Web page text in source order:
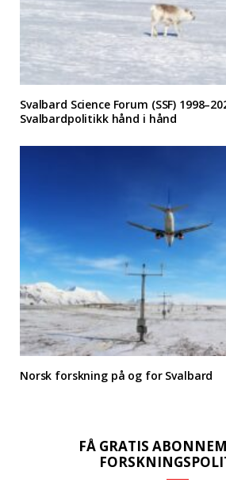
Svalbard Science Forum (SSF)
Svalbardpolitikk hånd i hånd
Norsk forskning på og for Svalbard
FÅ GRATIS